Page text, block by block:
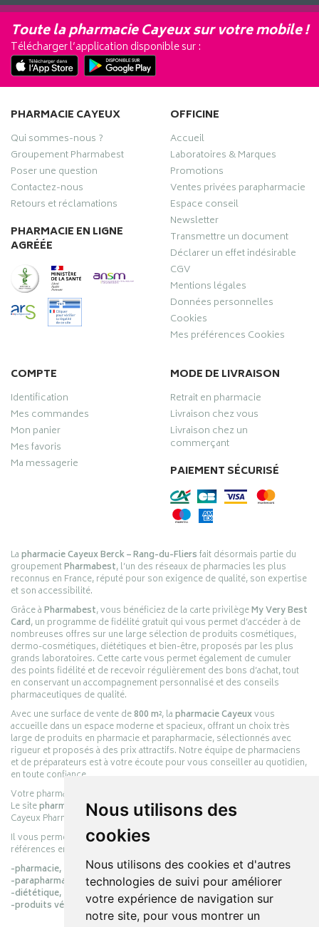
Nous utilisons des
cookies
Nous utilisons des cookies et d'autres
technologies de suivi pour améliorer
votre expérience de navigation sur
notre site, pour vous montrer un
Toute la pharmacie Cayeux sur votre mobile !
Télécharger l’application disponible sur :
PHARMACIE CAYEUX
Qui sommes-nous ?
Groupement Pharmabest
Poser une question
Contactez-nous
Retours et réclamations
PHARMACIE EN LIGNE
AGRÉÉE
OFFICINE
Accueil
Laboratoires & Marques
Promotions
Ventes privées parapharmacie
Espace conseil
Newsletter
Transmettre un document
Déclarer un effet indésirable
CGV
Mentions légales
Données personnelles
Cookies
Mes préférences Cookies
COMPTE
Identification
Mes commandes
Mon panier
Mes favoris
Ma messagerie
MODE DE LIVRAISON
Retrait en pharmacie
Livraison chez vous
Livraison chez un
commerçant
PAIEMENT SÉCURISÉ
Lapharmacie Cayeux Berck – Rang-du-Fliersfait désormais partie du
groupementPharmabest, l’un des réseaux de pharmacies les plus
reconnus en France, réputé pour son exigence de qualité, son expertise
et son accessibilité.
Grâce àPharmabest, vous bénéficiez de la carte privilègeMy Very Best
Card, un programme de fidélité gratuit qui vous permet d’accéder à de
nombreuses offres sur une large sélection de produits cosmétiques,
dermo-cosmétiques, diététiques et bien-être, proposés par les plus
grands laboratoires. Cette carte vous permet également de cumuler
des points fidélité et de recevoir régulièrement des bons d’achat, tout
en conservant un accompagnement personnalisé et des conseils
pharmaceutiques de qualité.
Avec une surface de vente de800 m², lapharmacie Cayeuxvous
accueille dans un espace moderne et spacieux, offrant un choix très
large de produits en pharmacie et parapharmacie, sélectionnés avec
rigueur et proposés à des prix attractifs. Notre équipe de pharmaciens
et de préparateurs est à votre écoute pour vous conseiller au quotidien,
en toute confiance.
Votre pharmacie en ligne :
Le sitepharmacie-cayeux.frest le prolongement digital de la pharmacie
Cayeux Pharmabest Berck-sur-Mer – Rang-du-Fliers.
Il vous permet de réaliser vos achats en ligne parmi des milliers de
références en :
-pharmacie,
-parapharmacie,
-diététique,
-produits vétérinaires.